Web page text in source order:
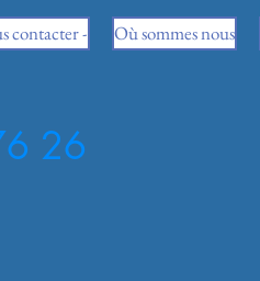
contacter - Où sommes nous
26